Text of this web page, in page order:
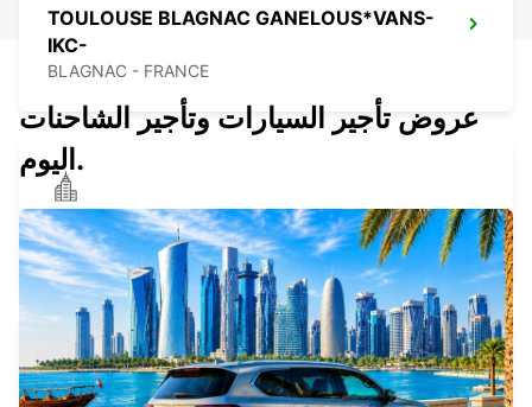
TOULOUSE BLAGNAC GANELOUS*VANS-
IKC-
BLAGNAC - FRANCE
MONTAUBAN
MONTAUBAN - FRANCE
MONTAUBAN RAILWAY STATION
عروض تأجير السيارات وتأجير الشاحنات
اليوم.